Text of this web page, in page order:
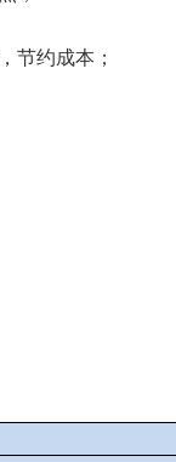
节约成本；